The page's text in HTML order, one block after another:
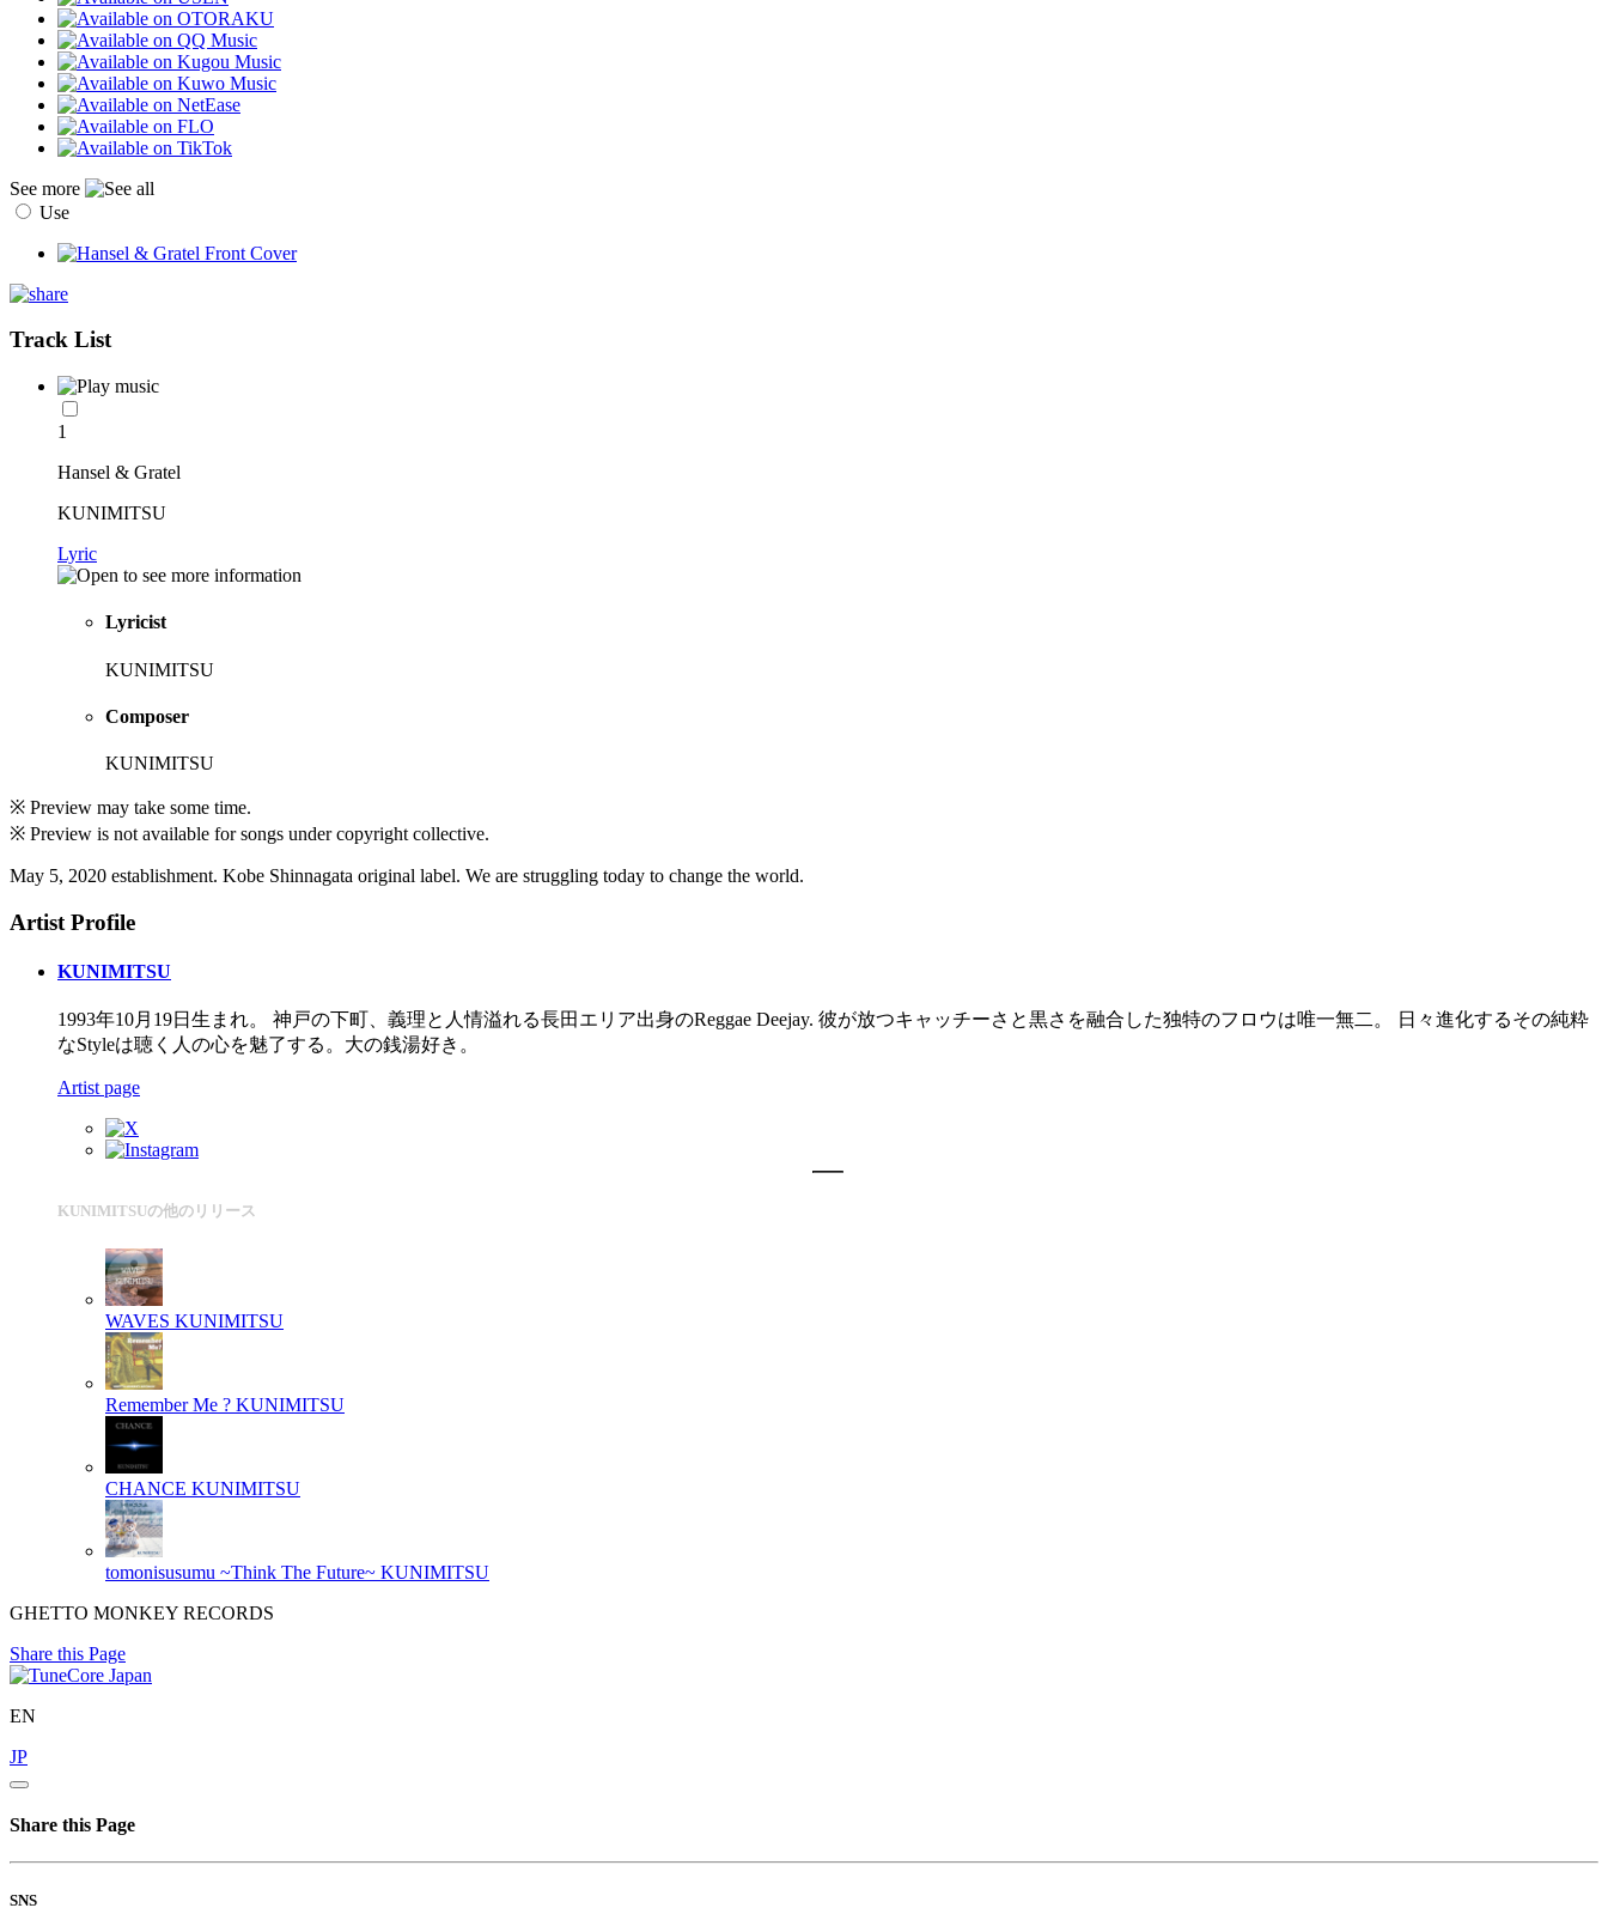
See more
Use
Track List
1
Hansel & Gratel
KUNIMITSU
Lyric
Lyricist
KUNIMITSU
Composer
KUNIMITSU
※ Preview may take some time.
※ Preview is not available for songs under copyright collective.
May 5, 2020 establishment. Kobe Shinnagata original label. We are struggling today to change the world.
Artist Profile
KUNIMITSU
1993年10月19日生まれ。 神戸の下町、義理と人情溢れる長田エリア出身のReggae Deejay. 彼が放つキャッチーさと黒さを融合した独特のフロウは唯一無二。 日々進化するその純粋
なStyleは聴く人の心を魅了する。大の銭湯好き。
Artist page
KUNIMITSUの他のリリース
WAVES KUNIMITSU
Remember Me ? KUNIMITSU
CHANCE KUNIMITSU
tomonisusumu ~Think The Future~ KUNIMITSU
GHETTO MONKEY RECORDS
Share this Page
EN
JP
Share this Page
SNS